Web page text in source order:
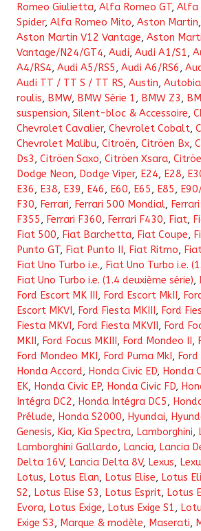
gamme
Powerflex
Romeo Giulietta, Alfa Romeo GT, Alfa
Spider, Alfa Romeo Mito, Aston Martin,
Aston Martin V12 Vantage, Aston
Vantage/N24/GT4, Audi, Audi A1/S1,
A4/RS4, Audi A5/RS5, Audi A6/RS6,
Audi TT / TT S / TT RS, Austin,
roulis, BMW, BMW Série 1, BMW Z3,
suspension, Silent-bloc & Accessoire,
Chevrolet Cavalier, Chevrolet Cobalt,
Chevrolet Malibu, Citroën, Citröen Bx,
Ds3, Citröen Saxo, Citröen Xsara,
Dodge Neon, Dodge Viper, E24, E28,
E36, E38, E39, E46, E60, E65, E85,
F30, Ferrari, Ferrari 500 Mondial,
F355, Ferrari F360, Ferrari F430, Fiat,
Fiat 500, Fiat Barchetta, Fiat Coupe,
Punto GT, Fiat Punto II , Fiat Ritmo,
Fiat Uno Turbo i.e., Fiat Uno Turbo i.e.
Fiat Uno Turbo i.e. (1.4 deuxième série),
Ford Escort MK III , Ford Escort MkII ,
Escort MKVI , Ford Fiesta MKIII , Ford
Fiesta MKVI , Ford Fiesta MKVII , Ford
MKII , Ford Focus MKIII , Ford Mondeo II ,
Ford Mondeo MKI , Ford Puma MkI ,
Honda Accord, Honda Civic ED, Honda
EK, Honda Civic EP, Honda Civic FD,
Intégra DC2, Honda Intégra DC5,
Prélude, Honda S2000, Hyundai,
Genesis, Kia, Kia Spectra, Lamborghini,
Lamborghini Gallardo, Lancia, Lancia
Delta 16V, Lancia Delta 8V, Lexus,
Lotus, Lotus Elan, Lotus Elise, Lotus
S2, Lotus Elise S3, Lotus Esprit, Lotus
Evora, Lotus Exige, Lotus Exige S1,
Exige S3, Marque & modèle, Maserati,